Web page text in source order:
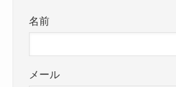
名前
メール